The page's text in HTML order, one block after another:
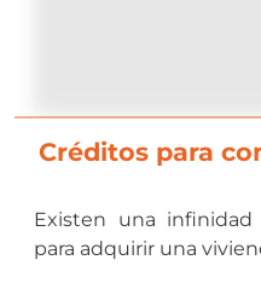
Créditos para
Existen una
para adquirir una